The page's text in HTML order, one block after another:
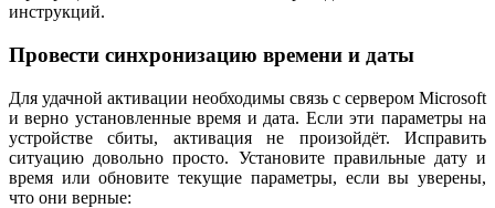
инструкций.
Провести синхронизацию времени и даты
Для удачной активации необходимы связь с сервером Microsoft
и верно установленные время и дата. Если эти параметры на
устройстве сбиты, активация не произойдёт. Исправить
ситуацию довольно просто. Установите правильные дату и
время или обновите текущие параметры, если вы уверены,
что они верные: